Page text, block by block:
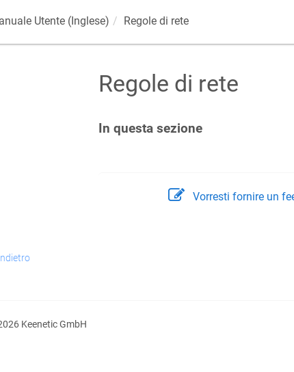
Utente (Inglese) Regole di rete
Regole di rete
In questa sezione
Vorresti fornire un
Keenetic GmbH